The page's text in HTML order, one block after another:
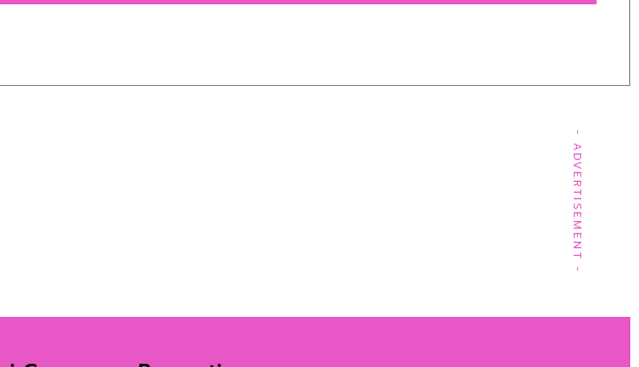
- ADVERTISEMENT -